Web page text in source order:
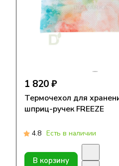
1 820 ₽
Термочехол для
шприц-ручек FREEZE
4.8 Есть в наличии
В корзину